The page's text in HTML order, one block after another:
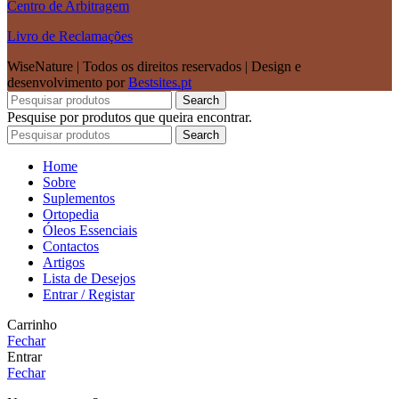
Centro de Arbitragem
Livro de Reclamações
WiseNature | Todos os direitos reservados | Design e
desenvolvimento porBestsites.pt
Search
Pesquise por produtos que queira encontrar.
Search
Home
Sobre
Suplementos
Ortopedia
Óleos Essenciais
Contactos
Artigos
Lista de Desejos
Entrar / Registar
Carrinho
Fechar
Entrar
Fechar